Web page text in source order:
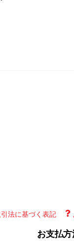
法に基づく表記
お支払方